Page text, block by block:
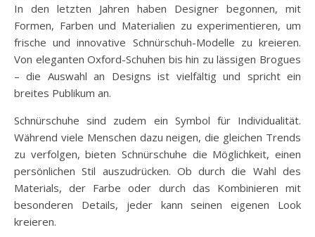
In den letzten Jahren haben Designer begonnen, mit
Formen, Farben und Materialien zu experimentieren, um
frische und innovative Schnürschuh-Modelle zu kreieren.
Von eleganten Oxford-Schuhen bis hin zu lässigen Brogues
– die Auswahl an Designs ist vielfältig und spricht ein
breites Publikum an.
Schnürschuhe sind zudem ein Symbol für Individualität.
Während viele Menschen dazu neigen, die gleichen Trends
zu verfolgen, bieten Schnürschuhe die Möglichkeit, einen
persönlichen Stil auszudrücken. Ob durch die Wahl des
Materials, der Farbe oder durch das Kombinieren mit
besonderen Details, jeder kann seinen eigenen Look
kreieren.